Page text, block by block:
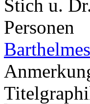
Stich u.
Personen